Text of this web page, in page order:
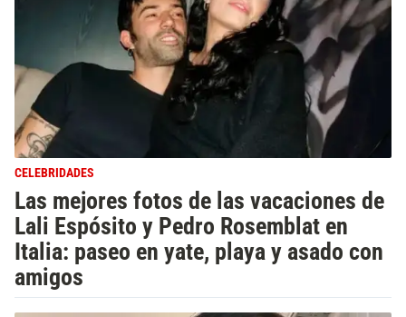
CELEBRIDADES
Las mejores fotos de las vacaciones de
Lali Espósito y Pedro Rosemblat en
Italia: paseo en yate, playa y asado con
amigos